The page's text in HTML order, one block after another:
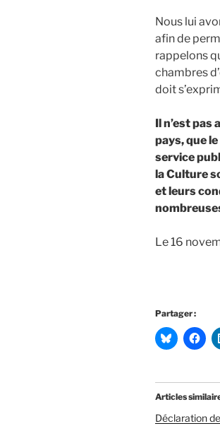
Nous lui
afin de
rappelons
chambres
doit
Il n’est
pays, que
service
la Culture
et leurs
Le 16
Partager :
Articles
Déclaration